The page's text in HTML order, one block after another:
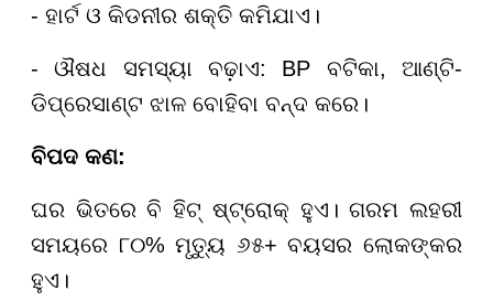
- ହାର୍ଟ ଓ କିଡନୀର ଶକ୍ତି କମିଯାଏ।
- ଔଷଧ ସମସ୍ୟା ବଢ଼ାଏ: BP ବଟିକା, ଆଣ୍ଟି-
ଡିପ୍ରେସାଣ୍ଟ ଝାଳ ବୋହିବା ବନ୍ଦ କରେ।
ବିପଦ କଣ:
ଘର ଭିତରେ ବି ହିଟ୍ ଷ୍ଟ୍ରୋକ୍ ହୁଏ। ଗରମ ଲହରୀ
ସମୟରେ ୮୦% ମୃତ୍ୟୁ ୬୫+ ବୟସର ଲୋକଙ୍କର
ହୁଏ।